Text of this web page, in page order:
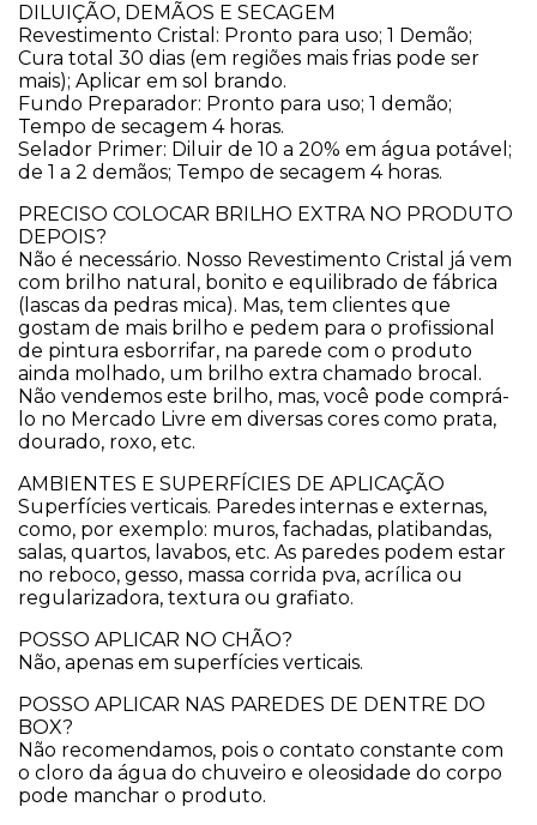
​DILUIÇÃO, DEMÃOS E SECAGEM
Revestimento Cristal: Pronto para uso; 1 Demão;
Cura total 30 dias (em regiões mais frias pode ser
mais); Aplicar em sol brando.
Fundo Preparador: Pronto para uso; 1 demão;
Tempo de secagem 4 horas.
Selador Primer: Diluir de 10 a 20% em água potável;
de 1 a 2 demãos; Tempo de secagem 4 horas.
PRECISO COLOCAR BRILHO EXTRA NO PRODUTO
DEPOIS?
Não é necessário. Nosso Revestimento Cristal já vem
com brilho natural, bonito e equilibrado de fábrica
(lascas da pedras mica). Mas, tem clientes que
gostam de mais brilho e pedem para o profissional
de pintura esborrifar, na parede com o produto
ainda molhado, um brilho extra chamado brocal.
Não vendemos este brilho, mas, você pode comprá-
lo no Mercado Livre em diversas cores como prata,
dourado, roxo, etc.
​AMBIENTES E SUPERFÍCIES DE APLICAÇÃO
Superfícies verticais. Paredes internas e externas,
como, por exemplo: muros, fachadas, platibandas,
salas, quartos, lavabos, etc. As paredes podem estar
no reboco, gesso, massa corrida pva, acrílica ou
regularizadora, textura ou grafiato.
​POSSO APLICAR NO CHÃO?
Não, apenas em superfícies verticais.
​POSSO APLICAR NAS PAREDES DE DENTRE DO
BOX?
Não recomendamos, pois o contato constante com
o cloro da água do chuveiro e oleosidade do corpo
pode manchar o produto.